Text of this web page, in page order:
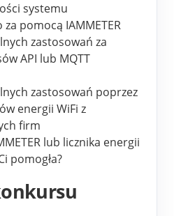
systemu
pomocą IAMMETER
zastosowań za
API lub MQTT
zastosowań poprzez
energii WiFi z
firm
lub licznika energii
pomogła?